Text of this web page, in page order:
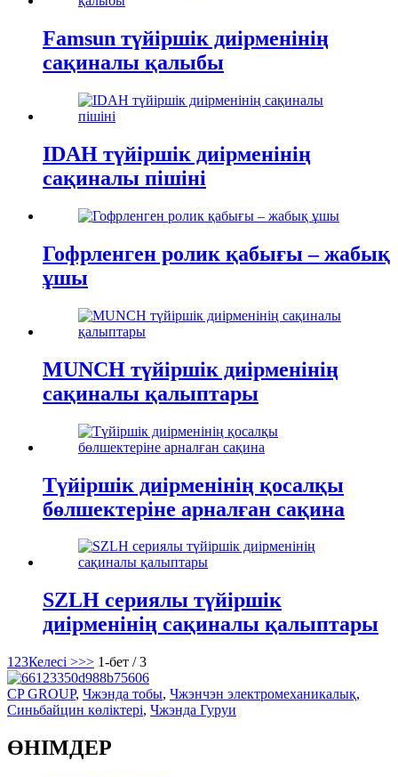
Famsun түйіршік диірменінің
сақиналы қалыбы
IDAH түйіршік диірменінің
сақиналы пішіні
Гофрленген ролик қабығы – жабық
ұшы
MUNCH түйіршік диірменінің
сақиналы қалыптары
Түйіршік диірменінің қосалқы
бөлшектеріне арналған сақина
SZLH сериялы түйіршік
диірменінің сақиналы қалыптары
1 23Келесі >>> 1-бет / 3
CP GROUP, Чжэнда тобы, Чжэнчэн электромеханикалық,
Синьбайцин көліктері, Чжэнда Гуруи
ӨНІМДЕР